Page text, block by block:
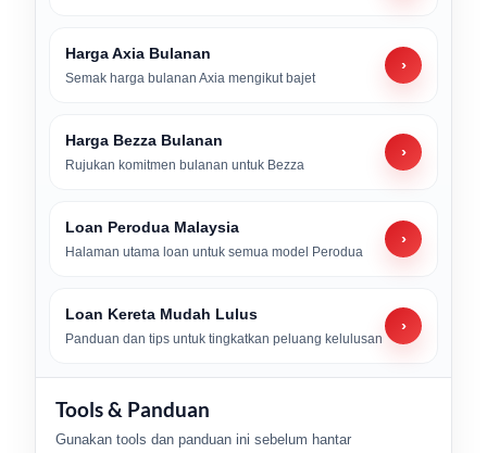
Harga Axia Bulanan
Semak harga bulanan Axia mengikut bajet
›
Harga Bezza Bulanan
Rujukan komitmen bulanan untuk Bezza
›
Loan Perodua Malaysia
Halaman utama loan untuk semua model Perodua
›
Loan Kereta Mudah Lulus
Panduan dan tips untuk tingkatkan peluang kelulusan
›
Tools & Panduan
Gunakan tools dan panduan ini sebelum hantar